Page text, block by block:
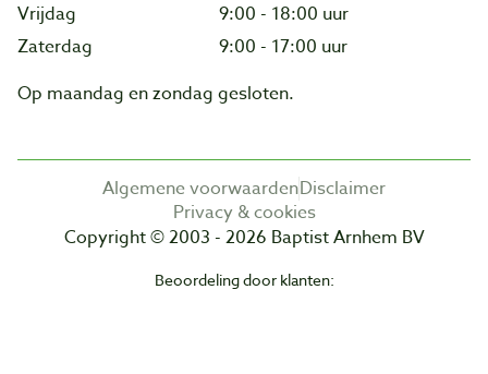
Vrijdag
9:00 - 18:00 uur
Zaterdag
9:00 - 17:00 uur
Op maandag en zondag gesloten.
Algemene voorwaardenDisclaimer
Privacy & cookies
Copyright © 2003 - 2026 Baptist Arnhem BV
Beoordeling door klanten: